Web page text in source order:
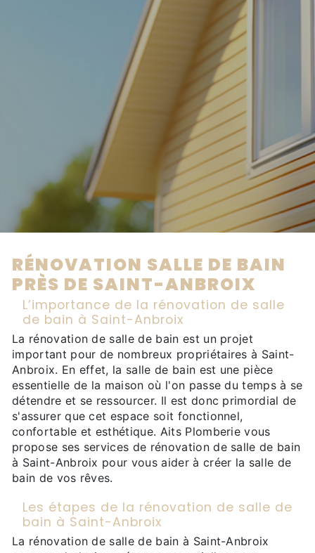
RÉNOVATION SALLE DE BAIN
PRÈS DE SAINT-ANBROIX
L’importance de la rénovation de salle
de bain à Saint-Anbroix
La rénovation de salle de bain est un projet
important pour de nombreux propriétaires à Saint-
Anbroix. En effet, la salle de bain est une pièce
essentielle de la maison où l'on passe du temps à se
détendre et se ressourcer. Il est donc primordial de
s'assurer que cet espace soit fonctionnel,
confortable et esthétique. Aits Plomberie vous
propose ses services de rénovation de salle de bain
à Saint-Anbroix pour vous aider à créer la salle de
bain de vos rêves.
Les étapes de la rénovation de salle de
bain à Saint-Anbroix
La rénovation de salle de bain à Saint-Anbroix